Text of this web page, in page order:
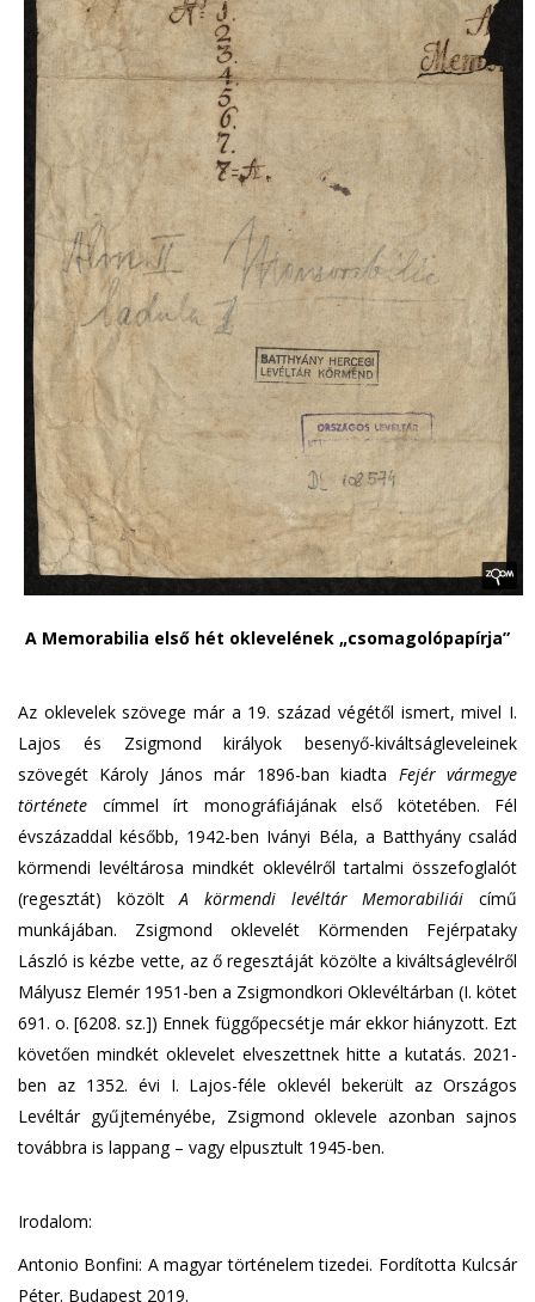
A Memorabilia első hét oklevelének „csomagolópapírja”
Az oklevelek szövege már a 19. század végétől ismert, mivel I.
Lajos és Zsigmond királyok besenyő-kiváltságleveleinek
szövegét Károly János már 1896-ban kiadta Fejér vármegye
története címmel írt monográfiájának első kötetében. Fél
évszázaddal később, 1942-ben Iványi Béla, a Batthyány család
körmendi levéltárosa mindkét oklevélről tartalmi összefoglalót
(regesztát) közöltA körmendi levéltár Memorabiliái című
munkájában. Zsigmond oklevelét Körmenden Fejérpataky
László is kézbe vette, az ő regesztáját közölte a kiváltságlevélről
Mályusz Elemér 1951-ben a Zsigmondkori Oklevéltárban (I. kötet
691. o. [6208. sz.]) Ennek függőpecsétje már ekkor hiányzott. Ezt
követően mindkét oklevelet elveszettnek hitte a kutatás. 2021-
ben az 1352. évi I. Lajos-féle oklevél bekerült az Országos
Levéltár gyűjteményébe, Zsigmond oklevele azonban sajnos
továbbra is lappang – vagy elpusztult 1945-ben.
Irodalom:
Antonio Bonfini: A magyar történelem tizedei. Fordította Kulcsár
Péter. Budapest 2019.